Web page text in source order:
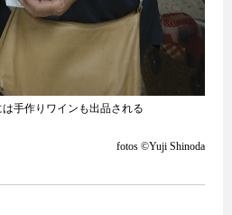
は手作りワインも出品される
fotos ©︎Yuji Shinoda